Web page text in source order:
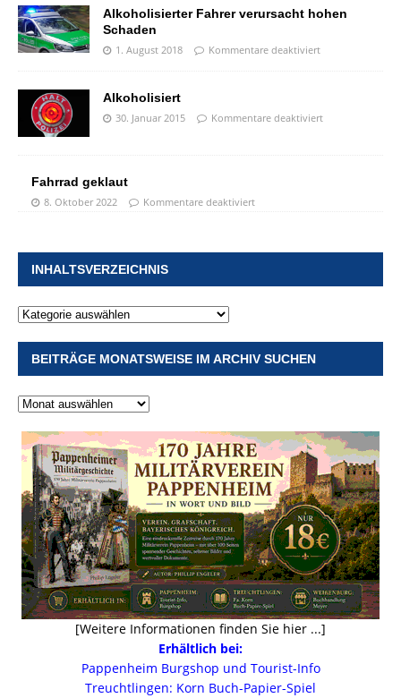
Alkoholisierter Fahrer verursacht hohen
Schaden
1. August 2018 Kommentare deaktiviert
Alkoholisiert
30. Januar 2015 Kommentare deaktiviert
Fahrrad geklaut
8. Oktober 2022 Kommentare deaktiviert
INHALTSVERZEICHNIS
BEITRÄGE MONATSWEISE IM ARCHIV SUCHEN
[Weitere Informationen finden Sie hier ...]
Erhältlich bei:
Pappenheim Burgshop und Tourist-Info
Treuchtlingen: Korn Buch-Papier-Spiel